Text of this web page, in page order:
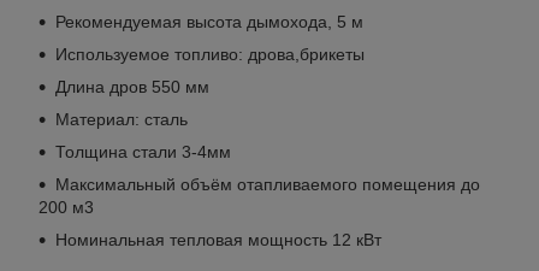
Рекомендуемая высота дымохода, 5 м
Используемое топливо: дрова,брикеты
Длина дров 550 мм
Материал: сталь
Толщина стали 3-4мм
Максимальный объём отапливаемого помещения до
200 м3
Номинальная тепловая мощность 12 кВт